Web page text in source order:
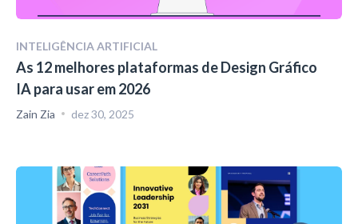
INTELIGÊNCIA ARTIFICIAL
As 12 melhores plataformas de Design Gráfico
IA para usar em 2026
Zain Zia dez 30, 2025